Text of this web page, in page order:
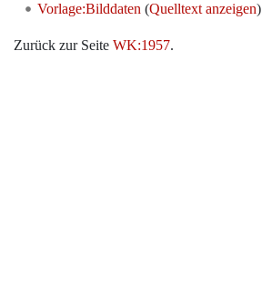
Vorlage:Bilddaten (Quelltext anzeigen)
Zurück zur Seite WK:1957.